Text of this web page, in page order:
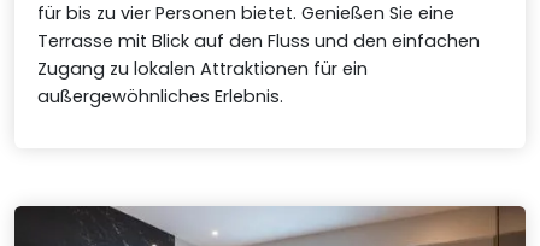
für bis zu vier Personen bietet. Genießen Sie eine
Terrasse mit Blick auf den Fluss und den einfachen
Zugang zu lokalen Attraktionen für ein
außergewöhnliches Erlebnis.